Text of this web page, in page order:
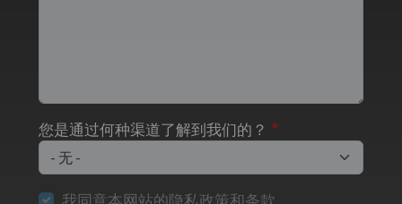
您是通过何种渠道了解到我们的？
我同意本网站的隐私政策和条款